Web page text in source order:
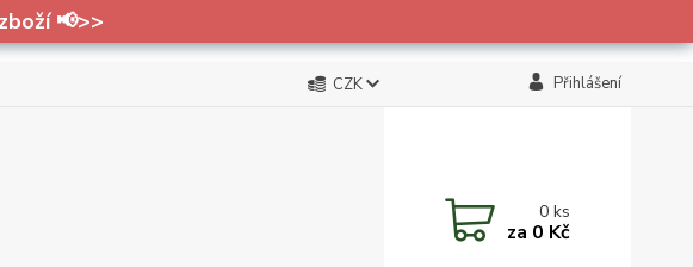
📢>>
CZK Přihlášení
0ks
za 0 Kč